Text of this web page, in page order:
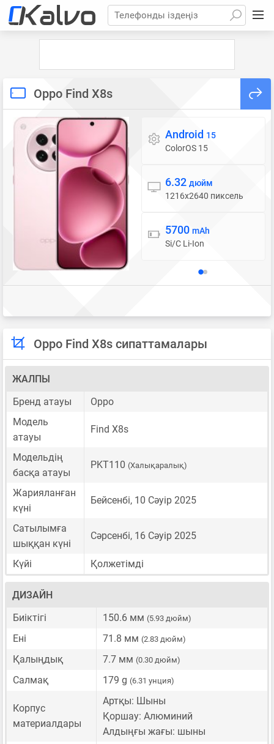
Телефонды іздеңіз
Oppo Find X8s
Операциялық жүйе
Android 15
ColorOS 15
Дисплей
6.32 дюйм
1216x2640 пиксель
Батарея
5700 mAh
Si/C Li-Ion
Oppo Find X8s сипаттамалары
ЖАЛПЫ
Бренд атауы
Oppo
Модель
атауы
Find X8s
Модельдің
басқа атауы
PKT110 (Халықаралық)
Жарияланған
күні
Бейсенбі, 10 Сәуір 2025
Сатылымға
шыққан күні
Сәрсенбі, 16 Сәуір 2025
Күйі Қолжетімді
ДИЗАЙН
Биіктігі
150.6 мм (5.93 дюйм)
Ені 71.8 мм (2.83 дюйм)
Қалыңдық 7.7 мм (0.30 дюйм)
Салмақ 179 g (6.31 унция)
Корпус
материалдары
Артқы: Шыны
Қоршау: Алюминий
Алдыңғы жағы: шыны